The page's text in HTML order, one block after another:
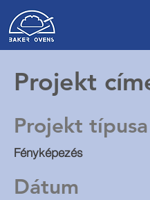
Projekt
Projekt típusa
Fényképezés
Dátum